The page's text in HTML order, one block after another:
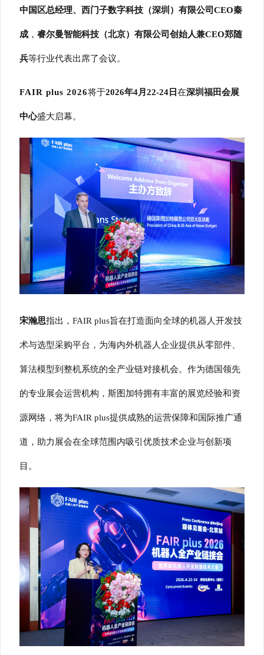
中国区总经理、西门子数字科技（深圳）有限公司 CEO秦
成 ， 睿尔曼智能科技（北京）有限公司创始人兼CEO郑随
兵等行业代表出席了会议。
FAIR plus 2026将于2026年4月 22-24 日在深圳福田会展
中心盛大启幕。
宋瀚思指出，FAIR plus旨在打造面向全球的机器人开发技
术与选型采购平台，为海内外机器人企业提供从零部件、
算法模型到整机系统的全产业链对接机会。作为德国领先
的专业展会运营机构，斯图加特拥有丰富的展览经验和资
源网络，将为FAIR plus提供成熟的运营保障和国际推广通
道，助力展会在全球范围内吸引优质技术企业与创新项
目。